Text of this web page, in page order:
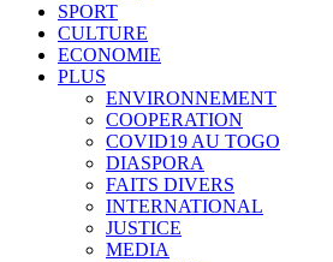
SPORT
CULTURE
ECONOMIE
PLUS
ENVIRONNEMENT
COOPERATION
COVID19 AU TOGO
DIASPORA
FAITS DIVERS
INTERNATIONAL
JUSTICE
MEDIA